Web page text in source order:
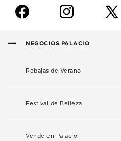
f i
NEGOCIOS PALACIO
Rebajas de Verano
Festival de Belleza
Vende en Palacio